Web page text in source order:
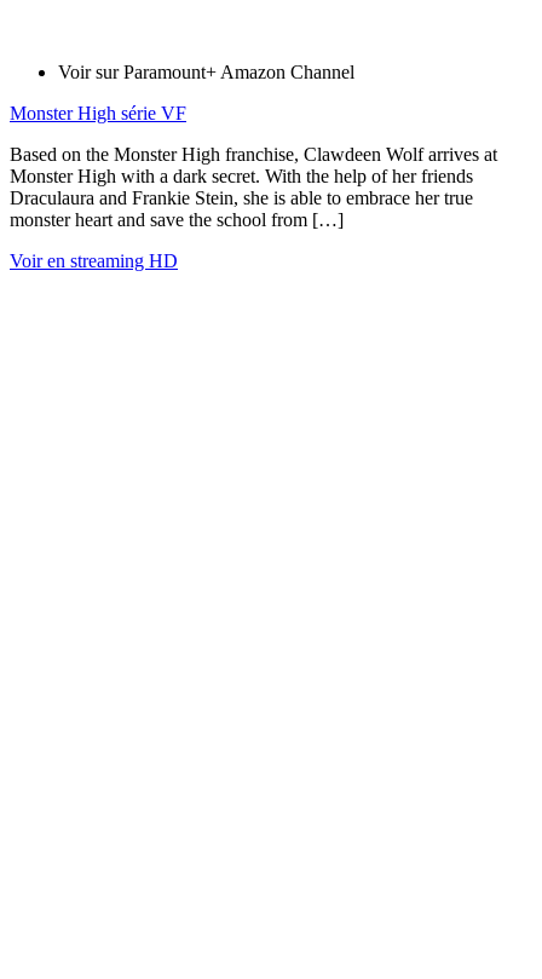
Voir sur Paramount+ Amazon Channel
Monster High série VF
Based on the Monster High franchise, Clawdeen Wolf arrives at
Monster High with a dark secret. With the help of her friends
Draculaura and Frankie Stein, she is able to embrace her true
monster heart and save the school from […]
Voir en streaming HD